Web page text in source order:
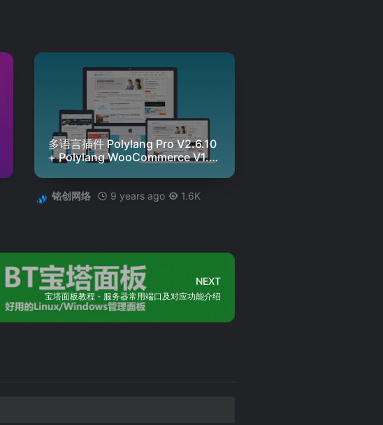
多语言插件 Polylang Pro V2.6.10
+ Polylang WooCommerce V1.3.
铭创网络 9 years ago 1.6K
NEXT
宝塔面板教程 - 服务器常用端口及对应功能介绍